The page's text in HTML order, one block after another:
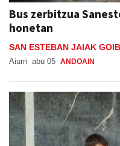
Bus zerbitzua
honetan
SAN ESTEBAN JAIAK
Aiurri abu 05 ANDOAIN